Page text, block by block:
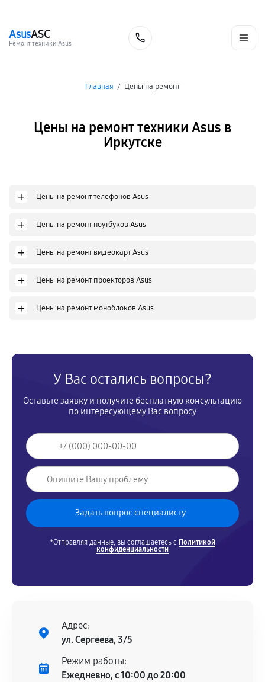
AsusASC
Ремонт техники Asus
Главная / Цены на ремонт
Цены на ремонт техники Asus в
Иркутске
+ Цены на ремонт телефонов Asus
+ Цены на ремонт ноутбуков Asus
+ Цены на ремонт видеокарт Asus
+ Цены на ремонт проекторов Asus
+ Цены на ремонт моноблоков Asus
У Вас остались вопросы?
Оставьте заявку и получите бесплатную консультацию
по интересующему Вас вопросу
*Отправляя данные, вы соглашаетесь с Политикой
конфиденциальности
Адрес:
ул. Сергеева, 3/5
Режим работы:
Ежедневно, с 10:00 до 20:00